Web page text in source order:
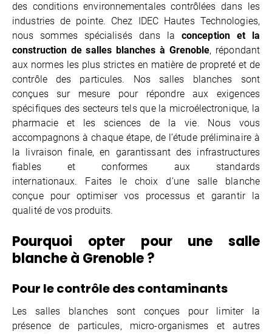
des conditions environnementales contrôlées dans les
industries de pointe. Chez IDEC Hautes Technologies,
nous sommes spécialisés dans la conception et la
construction de salles blanches à Grenoble, répondant
aux normes les plus strictes en matière de propreté et de
contrôle des particules. Nos salles blanches sont
conçues sur mesure pour répondre aux exigences
spécifiques des secteurs tels que la microélectronique, la
pharmacie et les sciences de la vie. Nous vous
accompagnons à chaque étape, de l’étude préliminaire à
la livraison finale, en garantissant des infrastructures
fiables et conformes aux standards
internationaux. Faites le choix d’une salle blanche
conçue pour optimiser vos processus et garantir la
qualité de vos produits.
Pourquoi opter pour une salle
blanche à Grenoble ?
Pour le contrôle des contaminants
Les salles blanches sont conçues pour limiter la
présence de particules, micro-organismes et autres